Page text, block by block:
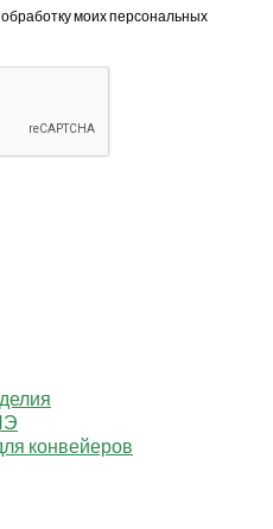
моих персональных
конвейеров